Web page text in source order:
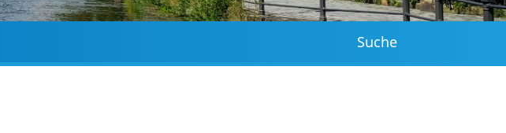
Suche